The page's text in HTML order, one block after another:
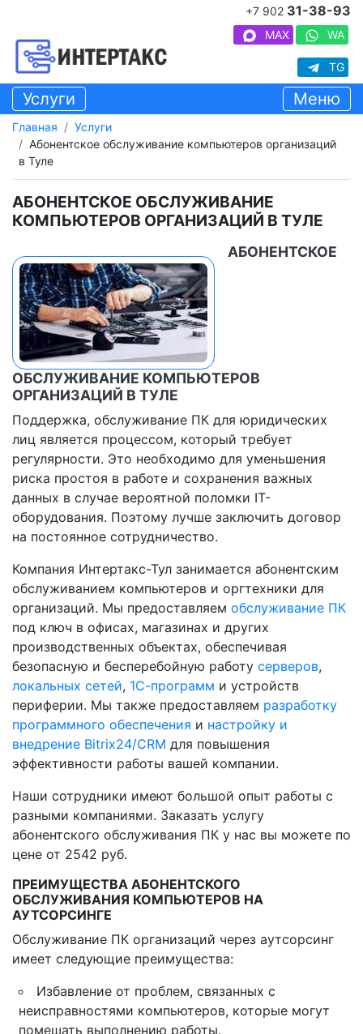
+7 902 31-38-93
MAX WA
TG
Услуги Меню
Главная
Услуги
Абонентское обслуживание компьютеров организаций
в Туле
АБОНЕНТСКОЕ ОБСЛУЖИВАНИЕ
КОМПЬЮТЕРОВ ОРГАНИЗАЦИЙ В ТУЛЕ
АБОНЕНТСКОЕ
ОБСЛУЖИВАНИЕ КОМПЬЮТЕРОВ
ОРГАНИЗАЦИЙ В ТУЛЕ
Поддержка, обслуживание ПК для юридических
лиц является процессом, который требует
регулярности. Это необходимо для уменьшения
риска простоя в работе и сохранения важных
данных в случае вероятной поломки IT-
оборудования. Поэтому лучше заключить договор
на постоянное сотрудничество.
Компания Интертакс-Тул занимается абонентским
обслуживанием компьютеров и оргтехники для
организаций. Мы предоставляем обслуживание ПК
под ключ в офисах, магазинах и других
производственных объектах, обеспечивая
безопасную и бесперебойную работу серверов,
локальных сетей, 1С-программ и устройств
периферии. Мы также предоставляем разработку
программного обеспечения и настройку и
внедрение Bitrix24/CRM для повышения
эффективности работы вашей компании.
Наши сотрудники имеют большой опыт работы с
разными компаниями. Заказать услугу
абонентского обслуживания ПК у нас вы можете по
цене от 2542 руб.
ПРЕИМУЩЕСТВА АБОНЕНТСКОГО
ОБСЛУЖИВАНИЯ КОМПЬЮТЕРОВ НА
АУТСОРСИНГЕ
Обслуживание ПК организаций через аутсорсинг
имеет следующие преимущества:
Избавление от проблем, связанных с
неисправностями компьютеров, которые могут
помешать выполнению работы.